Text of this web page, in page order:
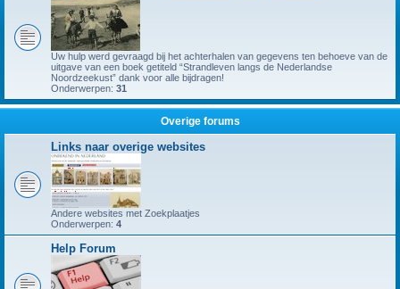
Uw hulp werd gevraagd bij het achterhalen van gegevens ten behoeve van de
uitgave van een boek getiteld “Strandleven langs de Nederlandse
Noordzeekust” dank voor alle bijdragen!
Onderwerpen: 31
Overige forums
Links naar overige websites
Andere websites met Zoekplaatjes
Onderwerpen: 4
Help Forum